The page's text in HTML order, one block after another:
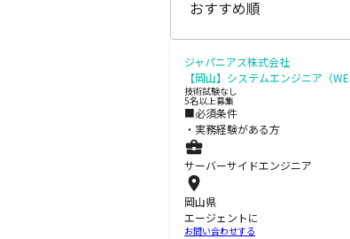
ジャパニアス株式会社
【岡山】システムエンジニア（
技術試験なし
5名以上募集
■必須条件
・実務経験がある方
サーバーサイドエンジニア
岡山県
エージェントに
お問い合わせする